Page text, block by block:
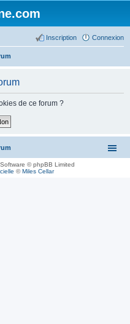
Connexion
Inscription
de ce forum ?
© phpBB Limited
©Miles Cellar